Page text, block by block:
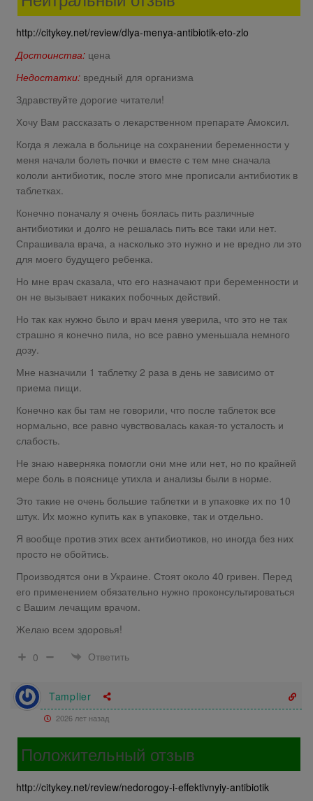
http://citykey.net/review/dlya-menya-antibiotik-eto-zlo
Достоинства: цена
Недостатки: вредный для организма
Здравствуйте дорогие читатели!
Хочу Вам рассказать о лекарственном препарате Амоксил.
Когда я лежала в больнице на сохранении беременности у
меня начали болеть почки и вместе с тем мне сначала
кололи антибиотик, после этого мне прописали антибиотик в
таблетках.
Конечно поначалу я очень боялась пить различные
антибиотики и долго не решалась пить все таки или нет.
Спрашивала врача, а насколько это нужно и не вредно ли это
для моего будущего ребенка.
Но мне врач сказала, что его назначают при беременности и
он не вызывает никаких побочных действий.
Но так как нужно было и врач меня уверила, что это не так
страшно я конечно пила, но все равно уменьшала немного
дозу.
Мне назначили 1 таблетку 2 раза в день не зависимо от
приема пищи.
Конечно как бы там не говорили, что после таблеток все
нормально, все равно чувствовалась какая-то усталость и
слабость.
Не знаю наверняка помогли они мне или нет, но по крайней
мере боль в пояснице утихла и анализы были в норме.
Это такие не очень большие таблетки и в упаковке их по 10
штук. Их можно купить как в упаковке, так и отдельно.
Я вообще против этих всех антибиотиков, но иногда без них
просто не обойтись.
Производятся они в Украине. Стоят около 40 гривен. Перед
его применением обязательно нужно проконсультироваться
с Вашим лечащим врачом.
Желаю всем здоровья!
0
Ответить
Tamplier
2026 лет назад
Положительный отзыв
http://citykey.net/review/nedorogoy-i-effektivnyiy-antibiotik